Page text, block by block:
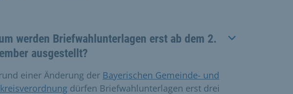
werden Briefwahlunterlagen erst ab dem 2.
ausgestellt?
einer Änderung der Bayerischen Gemeinde- und
dürfen Briefwahlunterlagen erst drei